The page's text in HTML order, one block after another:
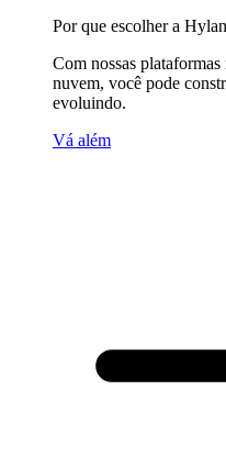
Por que escolher a
Com nossas plataformas
nuvem, você pode
evoluindo.
Vá além